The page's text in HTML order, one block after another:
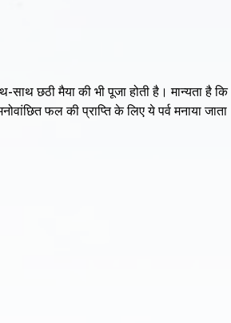
साथ छठी मैया की भी पूजा होती है। मान्यता है कि
फल की प्राप्ति के लिए ये पर्व मनाया जाता